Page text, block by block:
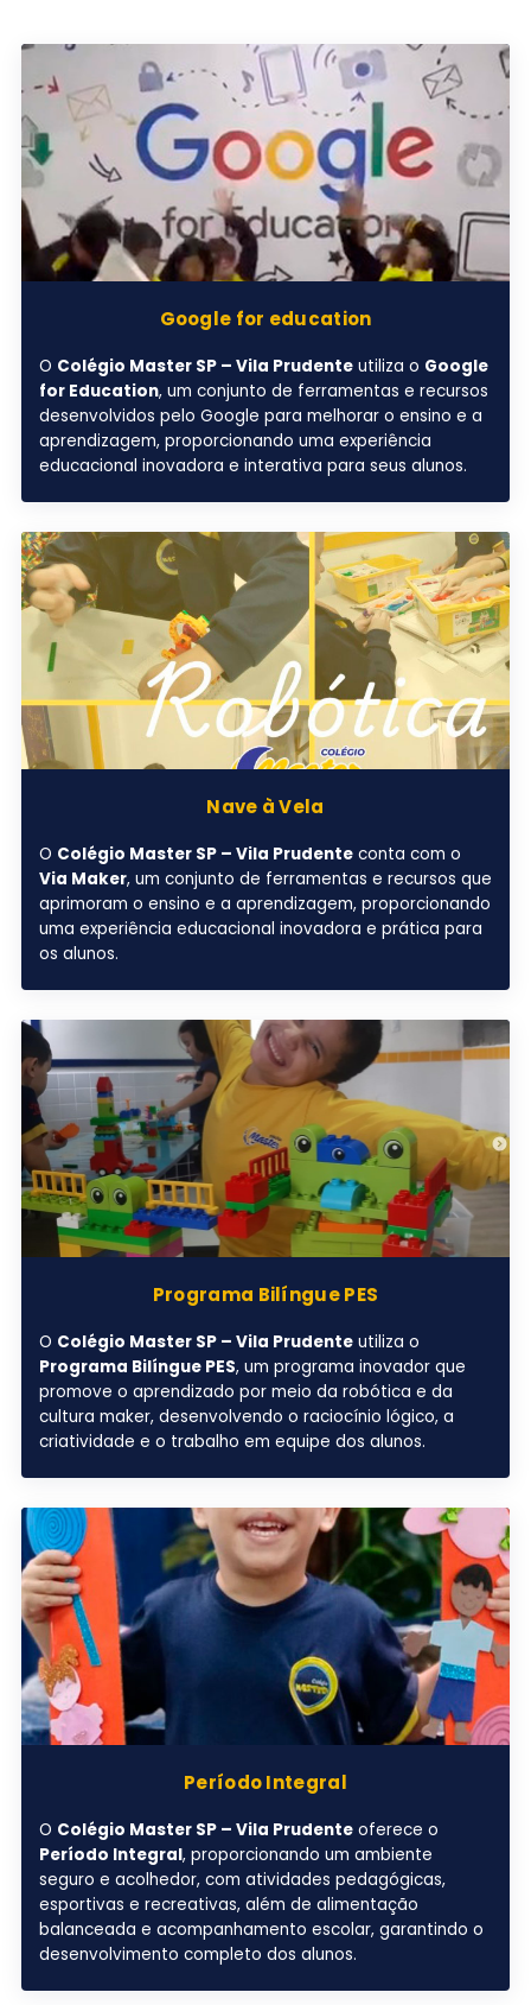
Google for education
O Colégio Master SP – Vila Prudenteutiliza o Google
for Education, um conjunto de ferramentas e recursos
desenvolvidos pelo Google para melhorar o ensino e a
aprendizagem, proporcionando uma experiência
educacional inovadora e interativa para seus alunos.
Nave à Vela
O Colégio Master SP – Vila Prudenteconta com o
Via Maker, um conjunto de ferramentas e recursos que
aprimoram o ensino e a aprendizagem, proporcionando
uma experiência educacional inovadora e prática para
os alunos.
Programa Bilíngue PES
O Colégio Master SP – Vila Prudenteutiliza o
Programa Bilíngue PES, um programa inovador que
promove o aprendizado por meio da robótica e da
cultura maker, desenvolvendo o raciocínio lógico, a
criatividade e o trabalho em equipe dos alunos.
Período Integral
O Colégio Master SP – Vila Prudenteoferece o
Período Integral, proporcionando um ambiente
seguro e acolhedor, com atividades pedagógicas,
esportivas e recreativas, além de alimentação
balanceada e acompanhamento escolar, garantindo o
desenvolvimento completo dos alunos.